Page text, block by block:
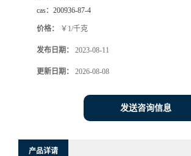
cas： 200936-87-4
价格： ￥1/千克
发布日期： 2023-08-11
更新日期： 2026-08-08
发送咨询信息
产品详请